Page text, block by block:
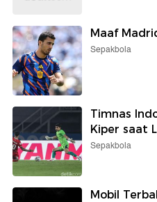
Maaf
Sepakbola
Timnas
Kiper saat
Sepakbola
Mobil